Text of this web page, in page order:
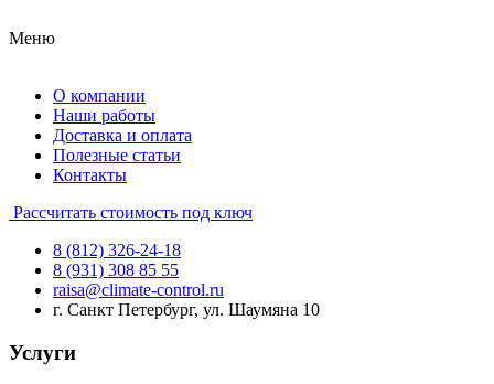
Меню
О компании
Наши работы
Доставка и оплата
Полезные статьи
Контакты
Рассчитать стоимость под ключ
8 (812) 326-24-18
8 (931) 308 85 55
raisa@climate-control.ru
г. Санкт Петербург, ул. Шаумяна 10
Услуги